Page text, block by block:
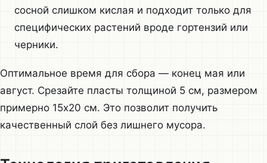
сосной слишком кислая и подходит только для
специфических растений вроде гортензий или
черники.
Оптимальное время для сбора — конец мая или
август. Срезайте пласты толщиной 5 см, размером
примерно 15х20 см. Это позволит получить
качественный слой без лишнего мусора.